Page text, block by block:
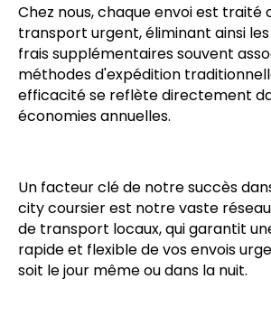
Chez nous, chaque envoi est traité
transport urgent, éliminant ainsi
frais supplémentaires souvent
méthodes d'expédition
efficacité se reflète directement
économies annuelles.
Un facteur clé de notre succès
city coursier est notre vaste
de transport locaux, qui garantit
rapide et flexible de vos envois
soit le jour même ou dans la nuit.